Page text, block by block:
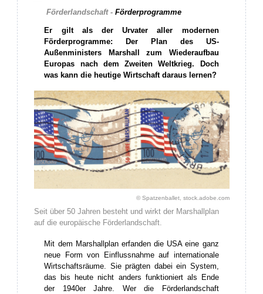
Förderlandschaft - Förderprogramme
Er gilt als der Urvater aller modernen
Förderprogramme: Der Plan des US-
Außenministers Marshall zum Wiederaufbau
Europas nach dem Zweiten Weltkrieg. Doch
was kann die heutige Wirtschaft daraus lernen?
© Spatzenballet, stock.adobe.com
Seit über 50 Jahren besteht und wirkt der Marshallplan
auf die europäische Förderlandschaft.
Mit dem Marshallplan erfanden die USA eine ganz
neue Form von Einflussnahme auf internationale
Wirtschaftsräume. Sie prägten dabei ein System,
das bis heute nicht anders funktioniert als Ende
der 1940er Jahre. Wer die Förderlandschaft